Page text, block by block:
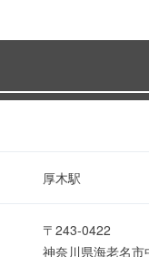
厚木駅
〒243-0422
神奈川県海老名